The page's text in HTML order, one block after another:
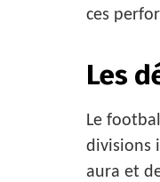
ces
Les
Le
divisions
aura et